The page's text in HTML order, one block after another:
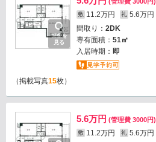
画像を
見る
敷 11.2万円 礼 5.6万円
間取り： 2DK
専有面積： 51㎡
入居時期： 即
（掲載写真15枚）
5.6万円 (管理費 3000円)
敷 11.2万円 礼 5.6万円